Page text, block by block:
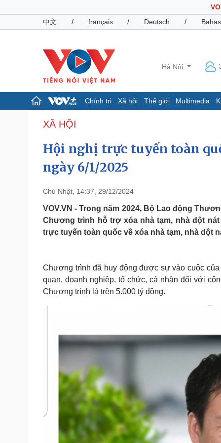
中文
/ français / Deutsch /
Hà Nội
Chính trị Xã hội Thế giới Multimedia
Chính trị
Tổ chức nhân sự
Quốc hội
Nhận diện sự thật
Dự báo thời tiết
Giáo dục
Pháp luật
Vụ án
Tin nóng
Tư vấn luật
Quân sự - Quốc phòng
Vũ khí
Việt Nam
Phân tích
Sức khỏe
Dinh dưỡng - món ngon
Làm đẹp - giảm cân
Phòng mạch online
Đời sống
Nhà đẹp
Cải chính
XÃ HỘI
Hội nghị trực tuyến toàn
ngày 6/1/2025
Chủ Nhật, 14:37, 29/12/2024
VOV.VN - Trong năm 2024, Bộ Lao động
Chương trình hỗ trợ xóa nhà tạm, nhà dột
trực tuyến toàn quốc về xóa nhà tạm, nhà dột
Chương trình đã huy động được sự vào cuộc
quan, doanh nghiệp, tổ chức, cá nhân đối với
Chương trình là trên 5.000 tỷ đồng.